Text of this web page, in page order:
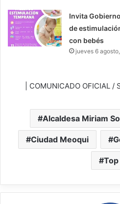
Invita
de
con bebés
jueves 6
| COMUNICADO OFICIAL /
Alcaldesa Miriam
Ciudad Meoqui
Top